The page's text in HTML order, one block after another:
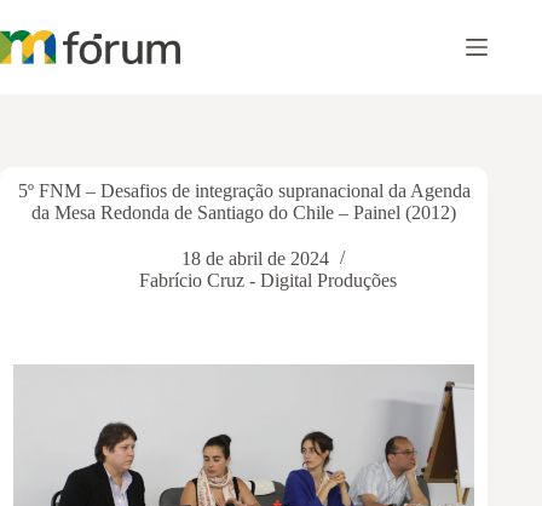
para
o
5º FNM – Desafios de integração supranacional da Agenda
da Mesa Redonda de Santiago do Chile – Painel (2012)
18 de abril de 2024
Fabrício Cruz - Digital Produções